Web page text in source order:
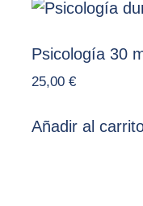
Psicología 30
25,00€
Añadir al